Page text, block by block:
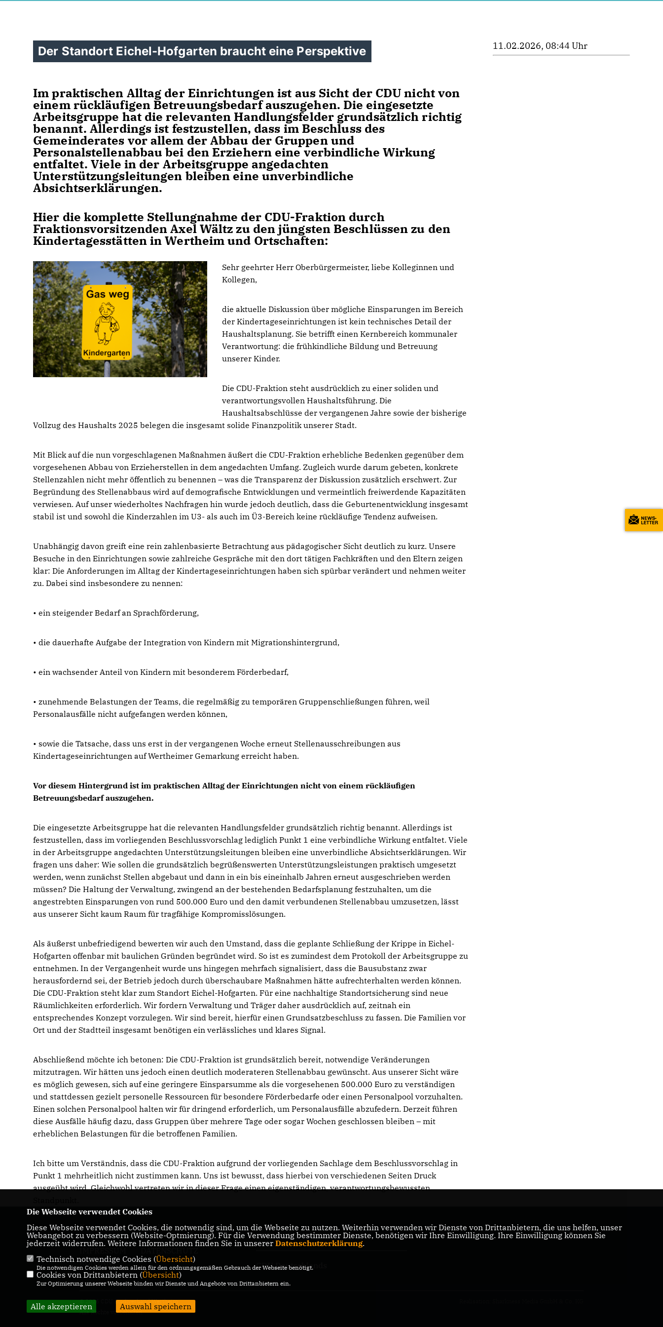
Der Standort Eichel-Hofgarten braucht eine Perspektive
Im praktischen Alltag der Einrichtungen ist aus Sicht der CDU nicht von
einem rückläufigen Betreuungsbedarf auszugehen. Die eingesetzte
Arbeitsgruppe hat die relevanten Handlungsfelder grundsätzlich richtig
benannt. Allerdings ist festzustellen, dass im Beschluss des
Gemeinderates vor allem der Abbau der Gruppen und
Personalstellenabbau bei den Erziehern eine verbindliche Wirkung
entfaltet. Viele in der Arbeitsgruppe angedachten
Unterstützungsleitungen bleiben eine unverbindliche
Absichtserklärungen.
Hier die komplette Stellungnahme der CDU-Fraktion durch
Fraktionsvorsitzenden Axel Wältz zu den jüngsten Beschlüssen zu den
Kindertagesstätten in Wertheim und Ortschaften:
Sehr geehrter Herr Oberbürgermeister, liebe Kolleginnen und
Kollegen,
die aktuelle Diskussion über mögliche Einsparungen im Bereich
der Kindertageseinrichtungen ist kein technisches Detail der
Haushaltsplanung. Sie betrifft einen Kernbereich kommunaler
Verantwortung: die frühkindliche Bildung und Betreuung
unserer Kinder.
Die CDU-Fraktion steht ausdrücklich zu einer soliden und
verantwortungsvollen Haushaltsführung. Die
Haushaltsabschlüsse der vergangenen Jahre sowie der bisherige
Vollzug des Haushalts 2025 belegen die insgesamt solide Finanzpolitik unserer Stadt.
Mit Blick auf die nun vorgeschlagenen Maßnahmen äußert die CDU-Fraktion erhebliche Bedenken gegenüber dem
vorgesehenen Abbau von Erzieherstellen in dem angedachten Umfang. Zugleich wurde darum gebeten, konkrete
Stellenzahlen nicht mehr öffentlich zu benennen – was die Transparenz der Diskussion zusätzlich erschwert. Zur
Begründung des Stellenabbaus wird auf demografische Entwicklungen und vermeintlich freiwerdende Kapazitäten
verwiesen. Auf unser wiederholtes Nachfragen hin wurde jedoch deutlich, dass die Geburtenentwicklung insgesamt
stabil ist und sowohl die Kinderzahlen im U3- als auch im Ü3-Bereich keine rückläufige Tendenz aufweisen.
Unabhängig davon greift eine rein zahlenbasierte Betrachtung aus pädagogischer Sicht deutlich zu kurz. Unsere
Besuche in den Einrichtungen sowie zahlreiche Gespräche mit den dort tätigen Fachkräften und den Eltern zeigen
klar: Die Anforderungen im Alltag der Kindertageseinrichtungen haben sich spürbar verändert und nehmen weiter
zu. Dabei sind insbesondere zu nennen:
• ein steigender Bedarf an Sprachförderung,
• die dauerhafte Aufgabe der Integration von Kindern mit Migrationshintergrund,
• ein wachsender Anteil von Kindern mit besonderem Förderbedarf,
• zunehmende Belastungen der Teams, die regelmäßig zu temporären Gruppenschließungen führen, weil
Personalausfälle nicht aufgefangen werden können,
• sowie die Tatsache, dass uns erst in der vergangenen Woche erneut Stellenausschreibungen aus
Kindertageseinrichtungen auf Wertheimer Gemarkung erreicht haben.
Vor diesem Hintergrund ist im praktischen Alltag der Einrichtungen nicht von einem rückläufigen
Betreuungsbedarf auszugehen.
Die eingesetzte Arbeitsgruppe hat die relevanten Handlungsfelder grundsätzlich richtig benannt. Allerdings ist
festzustellen, dass im vorliegenden Beschlussvorschlag lediglich Punkt 1 eine verbindliche Wirkung entfaltet. Viele
in der Arbeitsgruppe angedachten Unterstützungsleitungen bleiben eine unverbindliche Absichtserklärungen. Wir
fragen uns daher: Wie sollen die grundsätzlich begrüßenswerten Unterstützungsleistungen praktisch umgesetzt
werden, wenn zunächst Stellen abgebaut und dann in ein bis eineinhalb Jahren erneut ausgeschrieben werden
müssen? Die Haltung der Verwaltung, zwingend an der bestehenden Bedarfsplanung festzuhalten, um die
angestrebten Einsparungen von rund 500.000 Euro und den damit verbundenen Stellenabbau umzusetzen, lässt
aus unserer Sicht kaum Raum für tragfähige Kompromisslösungen.
Als äußerst unbefriedigend bewerten wir auch den Umstand, dass die geplante Schließung der Krippe in Eichel-
Hofgarten offenbar mit baulichen Gründen begründet wird. So ist es zumindest dem Protokoll der Arbeitsgruppe zu
entnehmen. In der Vergangenheit wurde uns hingegen mehrfach signalisiert, dass die Bausubstanz zwar
herausfordernd sei, der Betrieb jedoch durch überschaubare Maßnahmen hätte aufrechterhalten werden können.
Die CDU-Fraktion steht klar zum Standort Eichel-Hofgarten. Für eine nachhaltige Standortsicherung sind neue
Räumlichkeiten erforderlich. Wir fordern Verwaltung und Träger daher ausdrücklich auf, zeitnah ein
entsprechendes Konzept vorzulegen. Wir sind bereit, hierfür einen Grundsatzbeschluss zu fassen. Die Familien vor
Ort und der Stadtteil insgesamt benötigen ein verlässliches und klares Signal.
Abschließend möchte ich betonen: Die CDU-Fraktion ist grundsätzlich bereit, notwendige Veränderungen
mitzutragen. Wir hätten uns jedoch einen deutlich moderateren Stellenabbau gewünscht. Aus unserer Sicht wäre
es möglich gewesen, sich auf eine geringere Einsparsumme als die vorgesehenen 500.000 Euro zu verständigen
und stattdessen gezielt personelle Ressourcen für besondere Förderbedarfe oder einen Personalpool vorzuhalten.
Einen solchen Personalpool halten wir für dringend erforderlich, um Personalausfälle abzufedern. Derzeit führen
diese Ausfälle häufig dazu, dass Gruppen über mehrere Tage oder sogar Wochen geschlossen bleiben – mit
erheblichen Belastungen für die betroffenen Familien.
Ich bitte um Verständnis, dass die CDU-Fraktion aufgrund der vorliegenden Sachlage dem Beschlussvorschlag in
Punkt 1 mehrheitlich nicht zustimmen kann. Uns ist bewusst, dass hierbei von verschiedenen Seiten Druck
ausgeübt wird. Gleichwohl vertreten wir in dieser Frage einen eigenständigen, verantwortungsbewussten
11.02.2026, 08:44 Uhr
Homepage der CDU Wertheim
KONTAKT
CDU Baden-Württemberg
CDU Deutschlands
© 2026 CDU Stadtverband Wertheim
Alle Rechte vorbehalten.
Die Webseite verwendet Cookies
Diese Webseite verwendet Cookies, die notwendig sind, um die Webseite zu nutzen. Weiterhin verwenden wir Dienste von Drittanbietern, die uns helfen, unser
Webangebot zu verbessern (Website-Optmierung). Für die Verwendung bestimmter Dienste, benötigen wir Ihre Einwilligung. Ihre Einwilligung können Sie
jederzeit widerrufen. Weitere Informationen finden Sie in unserer Datenschutzerklärung.
Technisch notwendige Cookies (Übersicht)
Die notwendigen Cookies werden allein für den ordnungsgemäßen Gebrauch der Webseite benötigt.
Cookies von Drittanbietern (Übersicht)
Zur Optimierung unserer Webseite binden wir Dienste und Angebote von Drittanbietern ein.
Alle akzeptieren Auswahl speichern